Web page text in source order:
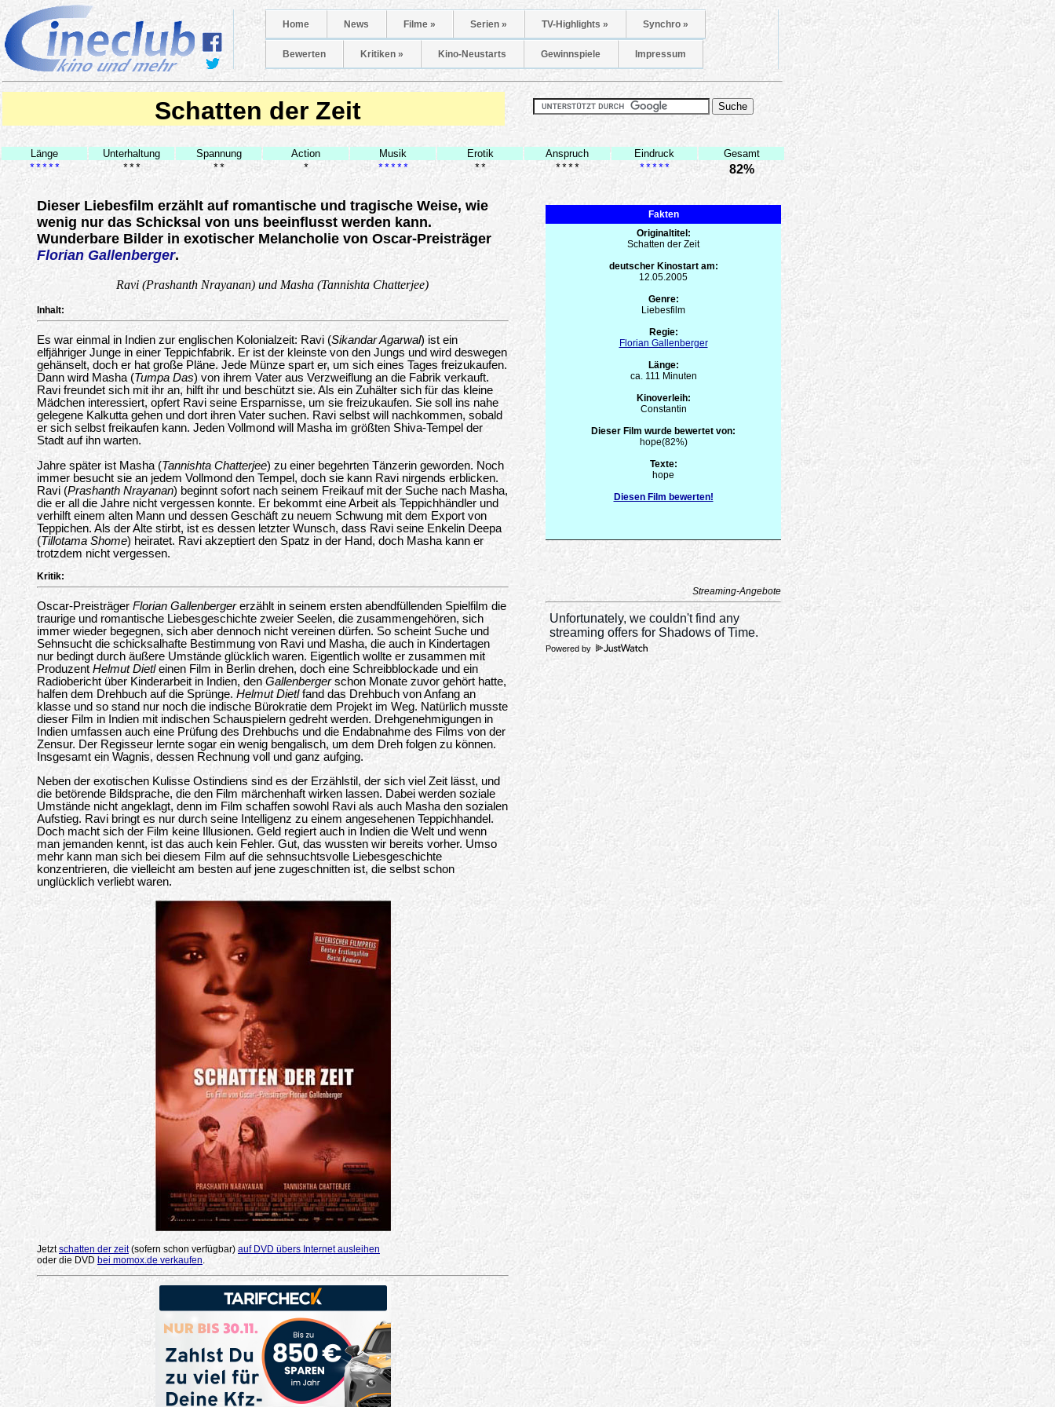
Home News Filme » Serien » TV-Highlights » Synchro »
Bewerten Kritiken » Kino-Neustarts Gewinnspiele Impressum
Schatten der Zeit
Länge Unterhaltung Spannung Action Musik Erotik Anspruch Eindruck
Gesamt
*****
*** ** * ***** ** **** ***** 82%
Dieser Liebesfilm erzählt auf romantische und tragische Weise, wie
wenig nur das Schicksal von uns beeinflusst werden kann.
Wunderbare Bilder in exotischer Melancholie von Oscar-Preisträger
Florian Gallenberger.
Ravi (Prashanth Nrayanan) und Masha (Tannishta Chatterjee)
Inhalt:
Es war einmal in Indien zur englischen Kolonialzeit: Ravi (Sikandar Agarwal) ist ein
elfjähriger Junge in einer Teppichfabrik. Er ist der kleinste von den Jungs und wird deswegen
gehänselt, doch er hat große Pläne. Jede Münze spart er, um sich eines Tages freizukaufen.
Dann wird Masha (Tumpa Das) von ihrem Vater aus Verzweiflung an die Fabrik verkauft.
Ravi freundet sich mit ihr an, hilft ihr und beschützt sie. Als ein Zuhälter sich für das kleine
Mädchen interessiert, opfert Ravi seine Ersparnisse, um sie freizukaufen. Sie soll ins nahe
gelegene Kalkutta gehen und dort ihren Vater suchen. Ravi selbst will nachkommen, sobald
er sich selbst freikaufen kann. Jeden Vollmond will Masha im größten Shiva-Tempel der
Stadt auf ihn warten.
Jahre später ist Masha (Tannishta Chatterjee) zu einer begehrten Tänzerin geworden. Noch
immer besucht sie an jedem Vollmond den Tempel, doch sie kann Ravi nirgends erblicken.
Ravi (Prashanth Nrayanan) beginnt sofort nach seinem Freikauf mit der Suche nach Masha,
die er all die Jahre nicht vergessen konnte. Er bekommt eine Arbeit als Teppichhändler und
verhilft einem alten Mann und dessen Geschäft zu neuem Schwung mit dem Export von
Teppichen. Als der Alte stirbt, ist es dessen letzter Wunsch, dass Ravi seine Enkelin Deepa
(Tillotama Shome) heiratet. Ravi akzeptiert den Spatz in der Hand, doch Masha kann er
trotzdem nicht vergessen.
Kritik:
Oscar-Preisträger Florian Gallenbergererzählt in seinem ersten abendfüllenden Spielfilm die
traurige und romantische Liebesgeschichte zweier Seelen, die zusammengehören, sich
immer wieder begegnen, sich aber dennoch nicht vereinen dürfen. So scheint Suche und
Sehnsucht die schicksalhafte Bestimmung von Ravi und Masha, die auch in Kindertagen
nur bedingt durch äußere Umstände glücklich waren. Eigentlich wollte er zusammen mit
Produzent Helmut Dietleinen Film in Berlin drehen, doch eine Schreibblockade und ein
Radiobericht über Kinderarbeit in Indien, denGallenbergerschon Monate zuvor gehört hatte,
halfen dem Drehbuch auf die Sprünge. Helmut Dietlfand das Drehbuch von Anfang an
klasse und so stand nur noch die indische Bürokratie dem Projekt im Weg. Natürlich musste
dieser Film in Indien mit indischen Schauspielern gedreht werden. Drehgenehmigungen in
Indien umfassen auch eine Prüfung des Drehbuchs und die Endabnahme des Films von der
Zensur. Der Regisseur lernte sogar ein wenig bengalisch, um dem Dreh folgen zu können.
Insgesamt ein Wagnis, dessen Rechnung voll und ganz aufging.
Neben der exotischen Kulisse Ostindiens sind es der Erzählstil, der sich viel Zeit lässt, und
die betörende Bildsprache, die den Film märchenhaft wirken lassen. Dabei werden soziale
Umstände nicht angeklagt, denn im Film schaffen sowohl Ravi als auch Masha den sozialen
Aufstieg. Ravi bringt es nur durch seine Intelligenz zu einem angesehenen Teppichhandel.
Doch macht sich der Film keine Illusionen. Geld regiert auch in Indien die Welt und wenn
man jemanden kennt, ist das auch kein Fehler. Gut, das wussten wir bereits vorher. Umso
mehr kann man sich bei diesem Film auf die sehnsuchtsvolle Liebesgeschichte
konzentrieren, die vielleicht am besten auf jene zugeschnitten ist, die selbst schon
unglücklich verliebt waren.
Jetztschatten der zeit(sofern schon verfügbar) auf DVD übers Internet ausleihen
oder die DVD bei momox.de verkaufen
Fakten
Originaltitel:
Schatten der Zeit
deutscher Kinostart am:
12.05.2005
Genre:
Liebesfilm
Regie:
Florian Gallenberger
Länge:
ca. 111 Minuten
Kinoverleih:
Constantin
Dieser Film wurde bewertet von:
hope(82%)
Texte:
hope
Diesen Film bewerten!
Streaming-Angebote
Powered by